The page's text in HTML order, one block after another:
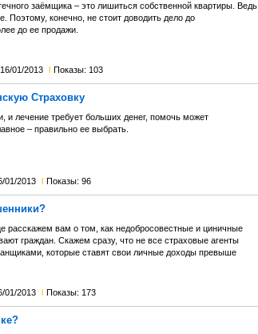
заёмщика – это лишиться собственной квартиры. Ведь
Поэтому, конечно, не стоит доводить дело до
до ее продажи.
16/01/2013 l Показы: 103
Страховку
и лечение требует больших денег, помочь может
– правильно ее выбрать.
01/2013 l Показы: 96
расскажем вам о том, как недобросовестные и циничные
граждан. Скажем сразу, что не все страховые агенты
которые ставят свои личные доходы превыше
01/2013 l Показы: 173